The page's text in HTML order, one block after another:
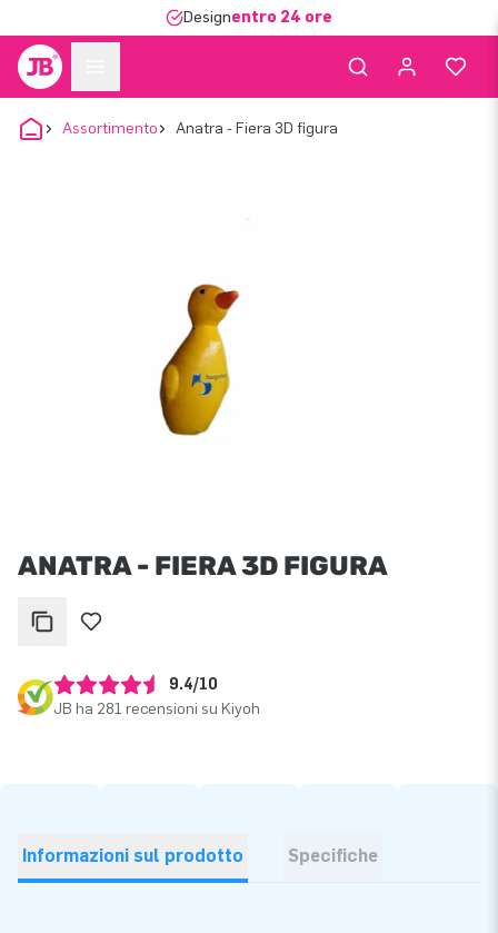
Designentro 24 ore
Assortimento Anatra - Fiera 3D figura
ANATRA - FIERA 3D FIGURA
9.4/10
JB ha 281 recensioni su Kiyoh
Informazioni sul prodotto Specifiche